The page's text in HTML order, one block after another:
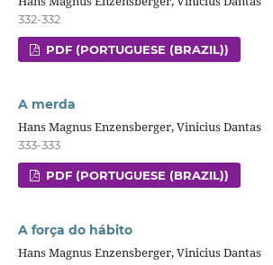
332-332
PDF (PORTUGUESE (BRAZIL))
A merda
Hans Magnus Enzensberger, Vinicius Dantas
333-333
PDF (PORTUGUESE (BRAZIL))
A força do hábito
Hans Magnus Enzensberger, Vinicius Dantas